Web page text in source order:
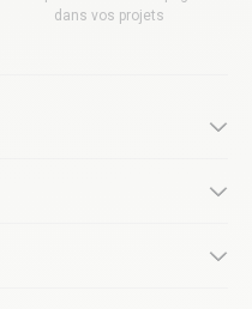
dans vos projets